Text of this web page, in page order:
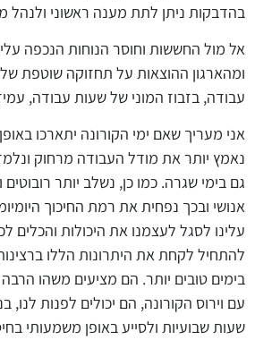
בהדבקות ניתן לתת מענה ראשוני
אל מול החששות וחוסר הנוחות הנכפה
ומהארגון ההוצאות על תחזוקה שוטפת
עבודה, בזבוז המוני של שעות עבודה,
אני מעריך שאם ימי הקורונה יתארכו
נאמץ יותר את מודל העבודה מרחוק
גם בימי שגרה. כמו כן, נשלב יותר
אנושי ובכך נפחית את רמת החיכוך
עלינו לסגל לעצמנו את היכולות והכלים
להתחיל לקחת את היתרונות הללו
בימים טובים יותר. הם מציעים משהו
עם וירוס הקורונה, הם יכולים לפנות
שעות שבועיות ולסייע באופן משמעותי